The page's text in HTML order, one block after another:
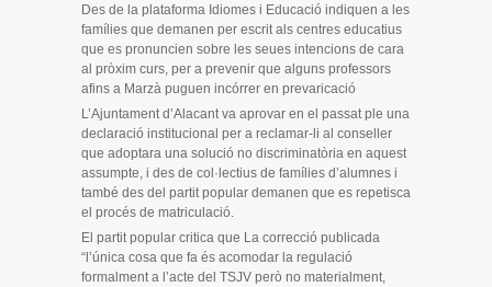
Des de la plataforma Idiomes i Educació indiquen a les
famílies que demanen per escrit als centres educatius
que es pronuncien sobre les seues intencions de cara
al pròxim curs, per a prevenir que alguns professors
afins a Marzà puguen incórrer en prevaricació
L’Ajuntament d’Alacant va aprovar en el passat ple una
declaració institucional per a reclamar-li al conseller
que adoptara una solució no discriminatòria en aquest
assumpte, i des de col·lectius de famílies d’alumnes i
també des del partit popular demanen que es repetisca
el procés de matriculació.
El partit popular critica que La correcció publicada
“l’única cosa que fa és acomodar la regulació
formalment a l’acte del TSJV però no materialment,